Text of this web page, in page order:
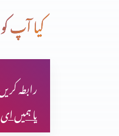
کیا
کیا آپ
+27-73-345-1040 رابطہ
یا ہمیں